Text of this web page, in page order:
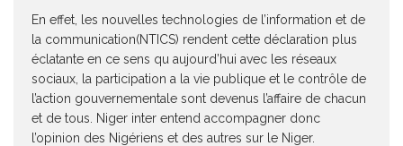
En effet, les nouvelles technologies de l’information et de
la communication(NTICS) rendent cette déclaration plus
éclatante en ce sens qu aujourd’hui avec les réseaux
sociaux, la participation a la vie publique et le contrôle de
l’action gouvernementale sont devenus l’affaire de chacun
et de tous. Niger inter entend accompagner donc
l’opinion des Nigériens et des autres sur le Niger.